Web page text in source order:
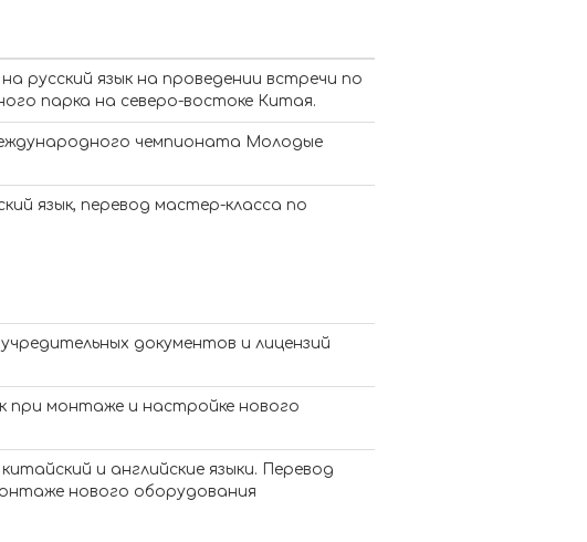
русский язык на проведении встречи по
парка на северо-востоке Китая.
чемпионата Молодые
язык, перевод мастер-класса по
документов и лицензий
при монтаже и настройке нового
и английские языки. Перевод
нового оборудования